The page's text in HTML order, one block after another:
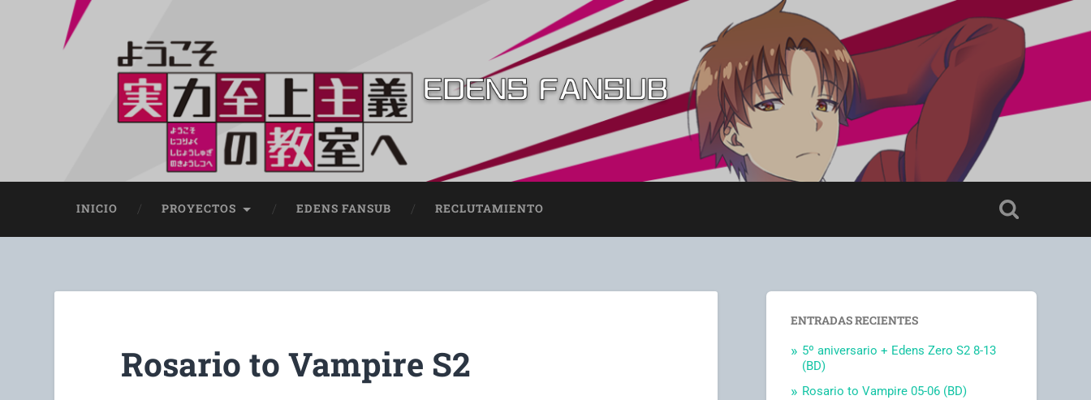
INICIO PROYECTOS EDENS FANSUB RECLUTAMIENTO
Rosario to Vampire S2
ENTRADAS RECIENTES
5º aniversario + Edens Zero S2 8-13
(BD)
Rosario to Vampire 05-06 (BD)